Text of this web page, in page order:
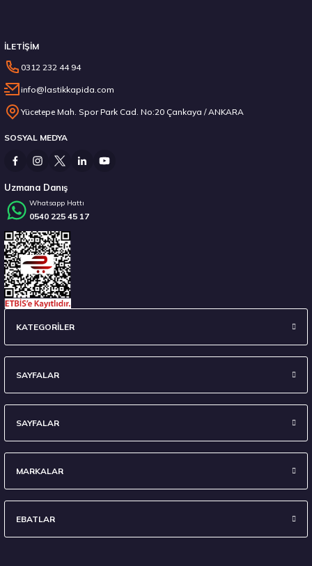
14.267,00 ₺
Stokta 12 Adet
295/35 R21 107Y XL Eagle F1 Asymmetric 6 FP 2024
İLETİŞİM
0312 232 44 94
info@lastikkapida.com
Yücetepe Mah. Spor Park Cad. No:20 Çankaya / ANKARA
SOSYAL MEDYA
Uzmana Danış
Whatsapp Hattı
0540 225 45 17
KATEGORİLER
SAYFALAR
SAYFALAR
MARKALAR
EBATLAR